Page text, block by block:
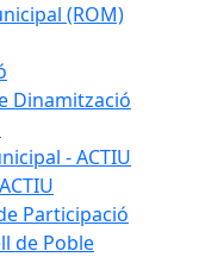
(ROM)
Dinamització
- ACTIU
Participació
de Poble